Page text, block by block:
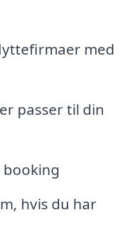
med
passer til din
hvis du har